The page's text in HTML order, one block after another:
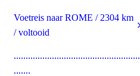
Voetreis naar ROME / 2304 km
/ voltooid
.....................................................
.......